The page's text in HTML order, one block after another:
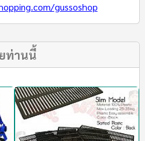
gussoshop
ท่านนี้